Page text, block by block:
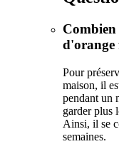
Combien
d'orange
Pour
maison, il
pendant un
garder plus
Ainsi, il se
semaines.